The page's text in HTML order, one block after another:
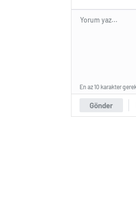
Gönder
En az 10 karakter